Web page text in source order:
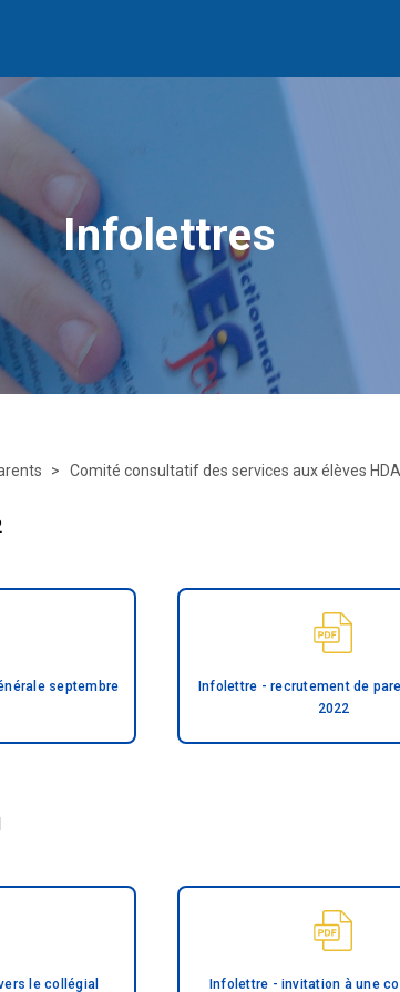
Infolettres
Comité consultatif des services aux élèves
septembre
Infolettre - recrutement de
2022
le collégial Infolettre - invitation à une